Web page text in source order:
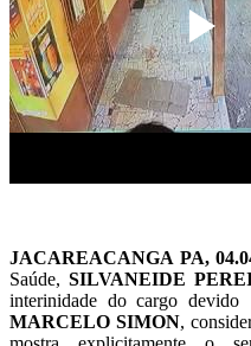
JACAREACANGA PA,
Saúde,SILVANEIDE
interinidade do cargo
MARCELO SIMON,